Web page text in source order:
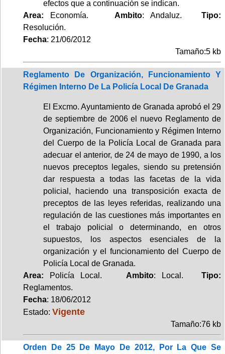
efectos que a continuación se indican.
Area: Economía. Ambito: Andaluz. Tipo:
Resolución.
Fecha: 21/06/2012
Tamaño:5 kb
Reglamento De Organización, Funcionamiento Y
Régimen Interno De La Policía Local De Granada
El Excmo. Ayuntamiento de Granada aprobó el 29
de septiembre de 2006 el nuevo Reglamento de
Organización, Funcionamiento y Régimen Interno
del Cuerpo de la Policía Local de Granada para
adecuar el anterior, de 24 de mayo de 1990, a los
nuevos preceptos legales, siendo su pretensión
dar respuesta a todas las facetas de la vida
policial, haciendo una transposición exacta de
preceptos de las leyes referidas, realizando una
regulación de las cuestiones más importantes en
el trabajo policial o determinando, en otros
supuestos, los aspectos esenciales de la
organización y el funcionamiento del Cuerpo de
Policía Local de Granada.
Area: Policía Local. Ambito: Local. Tipo:
Reglamentos.
Fecha: 18/06/2012
Estado: Vigente
Tamaño:76 kb
Orden De 25 De Mayo De 2012, Por La Que Se